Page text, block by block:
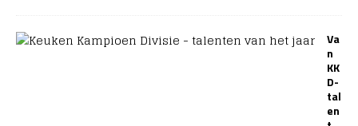
Va
n
KK
D-
tal
en